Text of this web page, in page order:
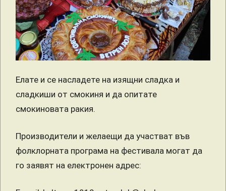
Елате и се насладете на изящни сладка и
сладкиши от смокиня и да опитате
смокиновата ракия.
Производители и желаещи да участват във
фолклорната програма на фестивала могат да
го заявят на електронен адрес: